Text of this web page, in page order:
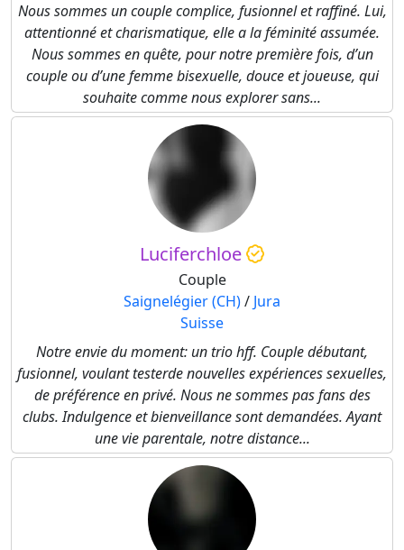
Nous sommes un couple complice, fusionnel et raffiné. Lui,
attentionné et charismatique, elle a la féminité assumée.
Nous sommes en quête, pour notre première fois, d’un
couple ou d’une femme bisexuelle, douce et joueuse, qui
souhaite comme nous explorer sans...
Luciferchloe
Couple
Saignelégier (CH)/ Jura
Suisse
Notre envie du moment: un trio hff. Couple débutant,
fusionnel, voulant testerde nouvelles expériences sexuelles,
de préférence en privé. Nous ne sommes pas fans des
clubs. Indulgence et bienveillance sont demandées. Ayant
une vie parentale, notre distance...